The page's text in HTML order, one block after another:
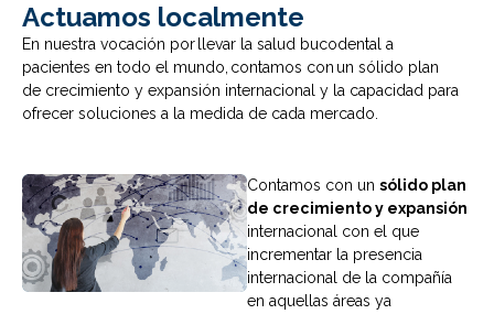
Actuamos localmente
En nuestra vocación por llevar la salud bucodental a
pacientes en todo el mundo, contamos con un sólido plan
de crecimiento y expansión internacional y la capacidad para
ofrecer soluciones a la medida de cada mercado.
Contamos con un sólido plan
de crecimiento y expansión
internacional con el que
incrementar la presencia
internacional de la compañía
en aquellas áreas ya